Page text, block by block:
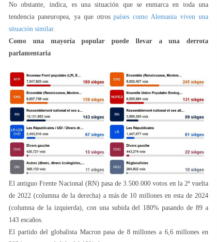
No obstante, indica, es una situación que se enmarca en toda una
tendencia paneuropea, ya que otrospaíses como Alemania viven una
situación similar.
Como una mayoría popular puede llevar a una derrota
parlamentaria
El antiguo Frente Nacional (RN) pasa de 3.500.000 votos en la 2ª vuelta
de 2022 (columna de la derecha) a más de 10 millones en esta de 2024
(columna de la izquierda), con una subida del 180% pasando de 89 a
143 escaños.
El partido del globalista Macron pasa de 8 millones a 6,6 millones en